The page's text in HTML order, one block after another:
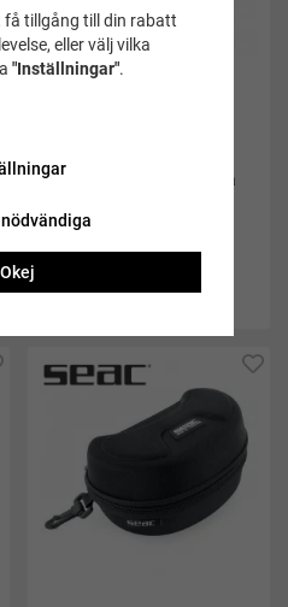
Cyklop och snorkel Kaluga
399 kr
Köp
tillgång till din rabatt
eller välj vilka
"Inställningar".
Okej